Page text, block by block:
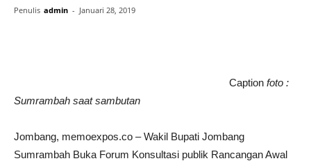
Penulis admin - Januari 28, 2019
Caption foto :
Sumrambah saat sambutan
Jombang, memoexpos.co – Wakil Bupati Jombang
Sumrambah Buka Forum Konsultasi publik Rancangan Awal